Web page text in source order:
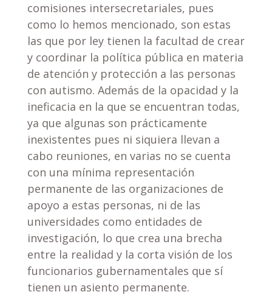
comisiones intersecretariales, pues
como lo hemos mencionado, son estas
las que por ley tienen la facultad de crear
y coordinar la política pública en materia
de atención y protección a las personas
con autismo. Además de la opacidad y la
ineficacia en la que se encuentran todas,
ya que algunas son prácticamente
inexistentes pues ni siquiera llevan a
cabo reuniones, en varias no se cuenta
con una mínima representación
permanente de las organizaciones de
apoyo a estas personas, ni de las
universidades como entidades de
investigación, lo que crea una brecha
entre la realidad y la corta visión de los
funcionarios gubernamentales que sí
tienen un asiento permanente.